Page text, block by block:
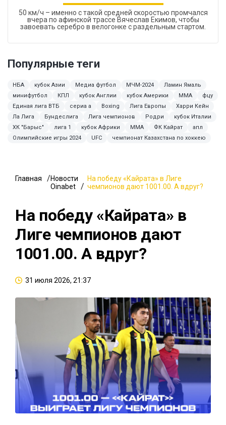
50 км/ч – именно с такой средней скоростью промчался
вчера по афинской трассе Вячеслав Екимов, чтобы
завоевать серебро в велогонке с раздельным стартом.
Популярные теги
НБА кубок Азии Медиа футбол МЧМ-2024
Ламин Ямаль
минифутбол
КПЛ кубок Англии кубок Америки ММА
фцу
Единая лига ВТБ
сериа а Boxing Лига Европы
Харри Кейн
Ла Лига
Бундеслига Лига чемпионов Родри
кубок Италии
ХК "Барыс"
лига 1 кубок Африки MMA ФК Кайрат
апл
Олимпийские игры 2024
UFC чемпионат Казахстана по хоккею
Главная
Новости
Oinabet
На победу «Кайрата» в Лиге
чемпионов дают 1001.00. А вдруг?
На победу «Кайрата» в
Лиге чемпионов дают
1001.00. А вдруг?
31 июля 2026, 21:37